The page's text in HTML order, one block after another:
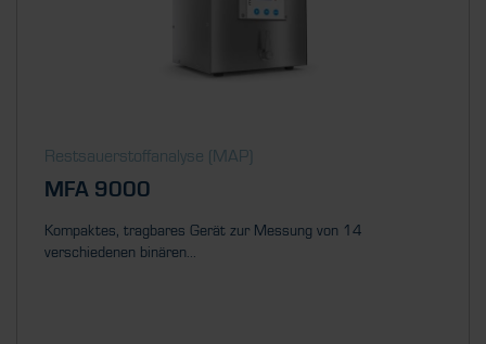
Restsauerstoff­analyse (MAP)
MFA 9000
Kompaktes, tragbares Gerät zur Messung von 14
verschiedenen binären...